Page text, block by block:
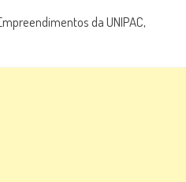
da UNIPAC,